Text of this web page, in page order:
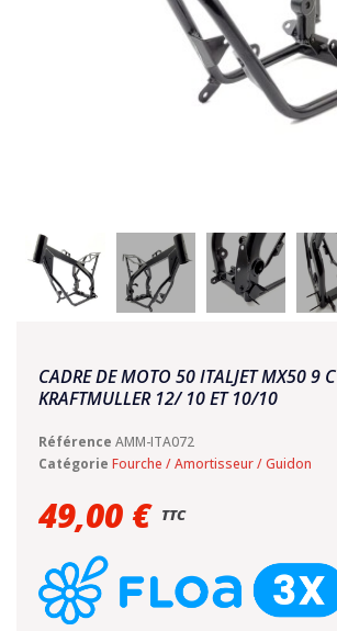
CADRE DE MOTO 50 ITALJET MX50 9
KRAFTMULLER 12/ 10 ET 10/10
Référence AMM-ITA072
Catégorie Fourche / Amortisseur / Guidon
49,00 € TTC